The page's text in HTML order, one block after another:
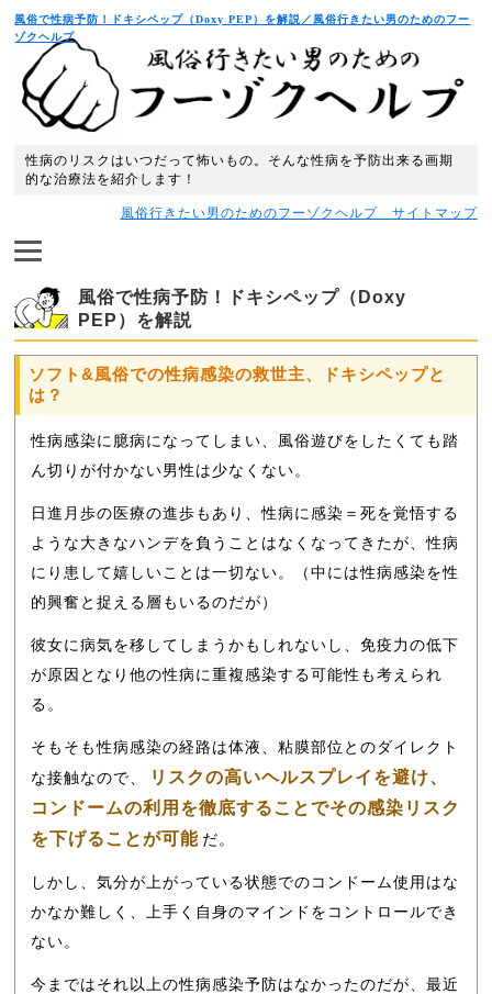
風俗で性病予防！ドキシペップ（Doxy PEP）を解説／風俗行きたい男のためのフー
ゾクヘルプ
性病のリスクはいつだって怖いもの。そんな性病を予防出来る画期
的な治療法を紹介します！
風俗行きたい男のためのフーゾクヘルプ サイトマップ
風俗で性病予防！ドキシペップ（Doxy
PEP）を解説
ソフト&風俗での性病感染の救世主、ドキシペップと
は？
性病感染に臆病になってしまい、風俗遊びをしたくても踏
ん切りが付かない男性は少なくない。
日進月歩の医療の進歩もあり、性病に感染＝死を覚悟する
ような大きなハンデを負うことはなくなってきたが、性病
にり患して嬉しいことは一切ない。（中には性病感染を性
的興奮と捉える層もいるのだが）
彼女に病気を移してしまうかもしれないし、免疫力の低下
が原因となり他の性病に重複感染する可能性も考えられ
る。
そもそも性病感染の経路は体液、粘膜部位とのダイレクト
な接触なので、
リスクの高いヘルスプレイを避け、
コンドームの利用を徹底することでその感染リスク
を下げることが可能 だ。
しかし、気分が上がっている状態でのコンドーム使用はな
かなか難しく、上手く自身のマインドをコントロールでき
ない。
今まではそれ以上の性病感染予防はなかったのだが、最近